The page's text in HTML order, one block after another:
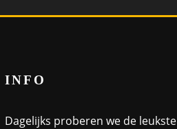
INFO
Dagelijks proberen we de leukste